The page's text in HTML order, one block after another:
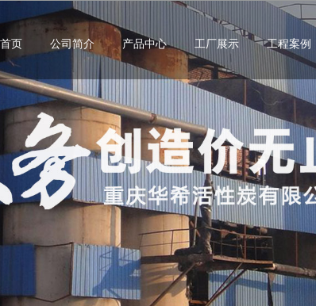
页 公司简介 产品中心 工厂展示 工程案例